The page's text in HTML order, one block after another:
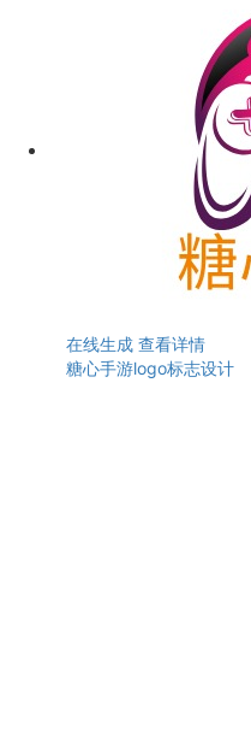
在线生成 查看详情
糖心手游logo标志设计